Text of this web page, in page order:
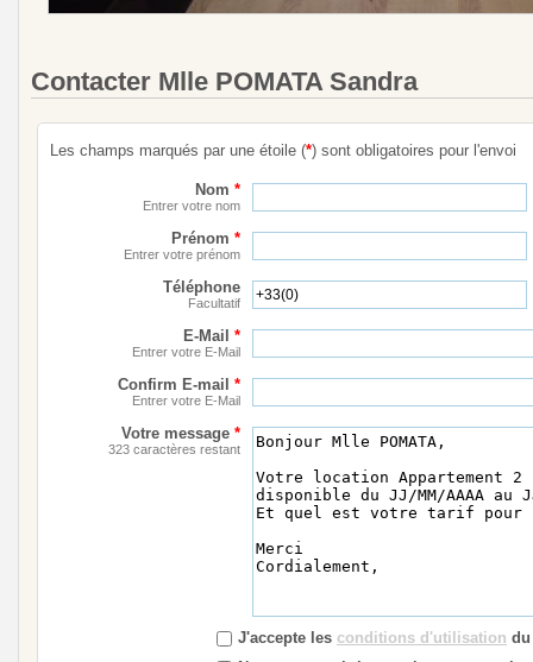
Contacter Mlle POMATA Sandra
Les champs marqués par une étoile (*) sont obligatoires pour l'envoi
Nom *
Entrer votre nom
Prénom *
Entrer votre prénom
Téléphone
Facultatif
E-Mail *
Entrer votre E-Mail
Confirm E-mail *
Entrer votre E-Mail
Votre message *
323 caractères restant
J'accepte les conditions d'utilisation